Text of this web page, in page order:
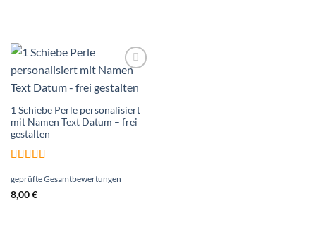
Wunschliste
1 Schiebe Perle personalisiert
mit Namen Text Datum – frei
gestalten
mit5von 5
geprüfte Gesamtbewertungen
8,00€